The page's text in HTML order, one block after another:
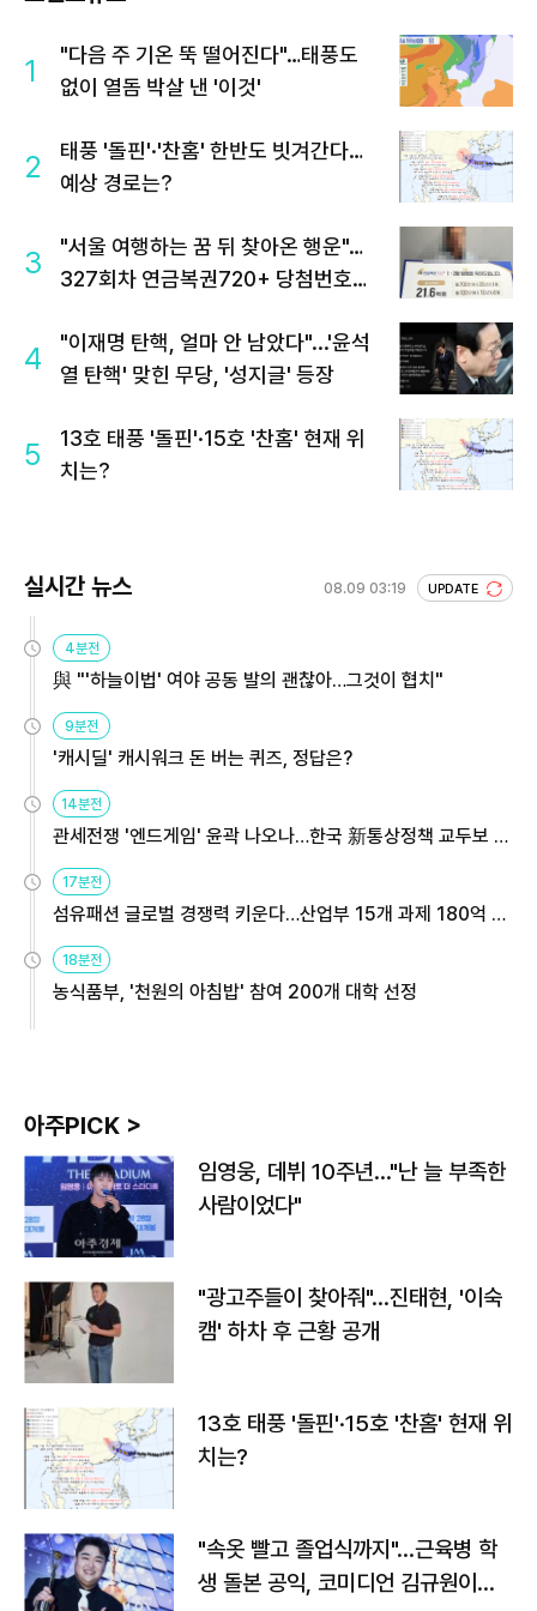
1
"다음 주 기온 뚝 떨어진다"…태풍도
없이 열돔 박살 낸 '이것'
2
태풍 '돌핀'·'찬홈' 한반도 빗겨간다…
예상 경로는?
3
"서울 여행하는 꿈 뒤 찾아온 행운"…
327회차 연금복권720+ 당첨번호조
4
"이재명 탄핵, 얼마 안 남았다"...'윤석
열 탄핵' 맞힌 무당, '성지글' 등장
5
13호 태풍 '돌핀'·15호 '찬홈' 현재 위
치는?
실시간 뉴스 08.09 03:19 UPDATE
4분전
與 "'하늘이법' 여야 공동 발의 괜찮아…그것이 협치"
9분전
'캐시딜' 캐시워크 돈 버는 퀴즈, 정답은?
14분전
관세전쟁 '엔드게임' 윤곽 나오나…한국 新통상정책 교두보 활
용해야
17분전
섬유패션 글로벌 경쟁력 키운다…산업부 15개 과제 180억 지
원
18분전
농식품부, '천원의 아침밥' 참여 200개 대학 선정
아주PICK >
임영웅, 데뷔 10주년…"난 늘 부족한
사람이었다"
"광고주들이 찾아줘"…진태현, '이숙
캠' 하차 후 근황 공개
13호 태풍 '돌핀'·15호 '찬홈' 현재 위
치는?
"속옷 빨고 졸업식까지"…근육병 학
생 돌본 공익, 코미디언 김규원이었